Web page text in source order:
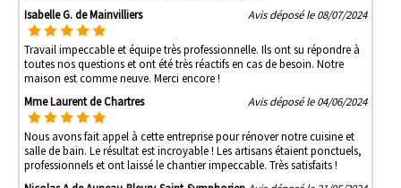
Isabelle G. de Mainvilliers
Avis déposé le 08/07/2024
Travail impeccable et équipe très professionnelle. Ils ont su répondre à
toutes nos questions et ont été très réactifs en cas de besoin. Notre
maison est comme neuve. Merci encore !
Mme Laurent de Chartres
Avis déposé le 04/06/2024
Nous avons fait appel à cette entreprise pour rénover notre cuisine et
salle de bain. Le résultat est incroyable ! Les artisans étaient ponctuels,
professionnels et ont laissé le chantier impeccable. Très satisfaits !